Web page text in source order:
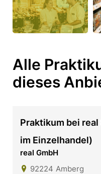
Alle
dieses
Praktikum bei
im Einzelhandel)
real GmbH
92224 Amberg